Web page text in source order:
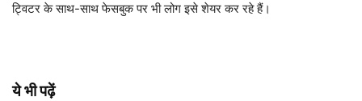
ट्विटर के साथ-साथ फेसबुक पर भी लोग इसे शेयर कर रहे हैं।
ये भी पढ़ें